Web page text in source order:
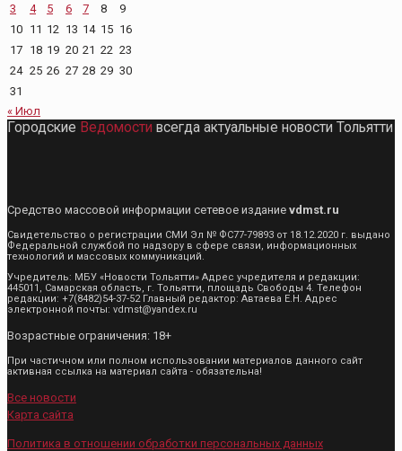
3
4 5 6 7 8
9
10 11 12 13 14 15 16
17 18 19 20 21 22 23
24 25 26 27 28 29 30
31
« Июл
Городские Ведомости всегда актуальные новости Тольятти
Средство массовой информации сетевое издание vdmst.ru
Свидетельство о регистрации СМИ Эл № ФС77-79893 от 18.12.2020 г. выдано
Федеральной службой по надзору в сфере связи, информационных
технологий и массовых коммуникаций.
Учредитель: МБУ «Новости Тольятти» Адрес учредителя и редакции:
445011, Самарская область, г. Тольятти, площадь Свободы 4. Телефон
редакции: +7(8482)54-37-52 Главный редактор: Автаева Е.Н. Адрес
электронной почты: vdmst@yandex.ru
Возрастные ограничения: 18+
При частичном или полном использовании материалов данного сайт
активная ссылка на материал сайта - обязательна!
Все новости
Карта сайта
Политика в отношении обработки персональных данных